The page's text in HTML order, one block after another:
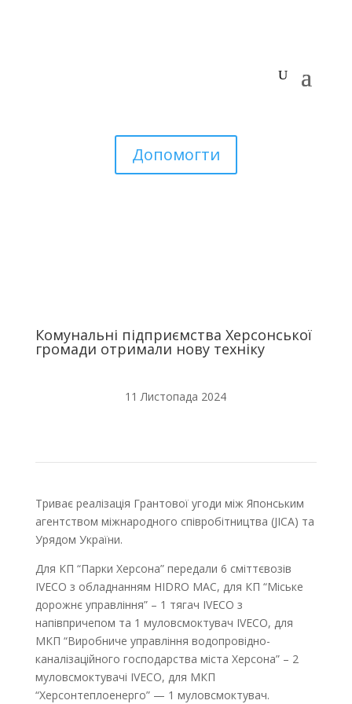
Допомогти
Комунальні підприємства Херсонської
громади отримали нову техніку
11 Листопада 2024
Триває реалізація Грантової угоди між Японським
агентством міжнародного співробітництва (JICA) та
Урядом України.
Для КП “Парки Херсона” передали 6 сміттєвозів
IVECO з обладнанням HIDRO MAC, для КП “Міське
дорожнє управління” – 1 тягач IVECO з
напівпричепом та 1 муловсмоктувач IVECO, для
МКП “Виробниче управління водопровідно-
каналізаційного господарства міста Херсона” – 2
муловсмоктувачі IVECO, для МКП
“Херсонтеплоенерго” — 1 муловсмоктувач.